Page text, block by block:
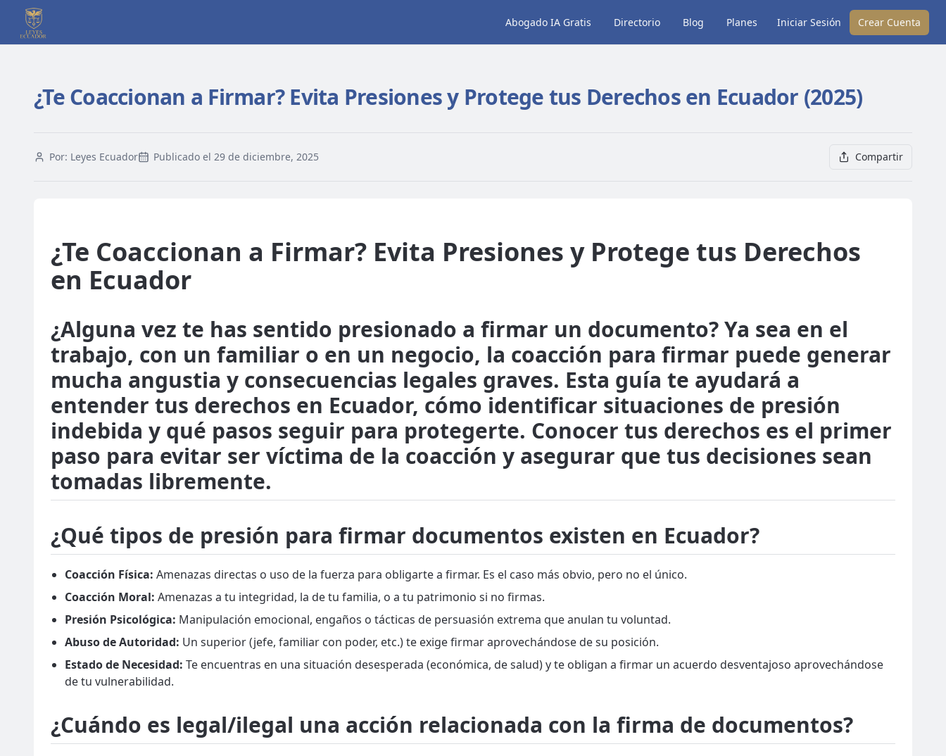
Abogado IA Gratis Directorio Blog Planes Iniciar Sesión Crear Cuenta
¿Te Coaccionan a Firmar? Evita Presiones y Protege tus Derechos en Ecuador (2025)
Por: Leyes Ecuador Publicado el 29 de diciembre, 2025 Compartir
¿Te Coaccionan a Firmar? Evita Presiones y Protege tus Derechos
en Ecuador
¿Alguna vez te has sentido presionado a firmar un documento? Ya sea en el
trabajo, con un familiar o en un negocio, la coacción para firmar puede generar
mucha angustia y consecuencias legales graves. Esta guía te ayudará a
entender tus derechos en Ecuador, cómo identificar situaciones de presión
indebida y qué pasos seguir para protegerte. Conocer tus derechos es el primer
paso para evitar ser víctima de la coacción y asegurar que tus decisiones sean
tomadas libremente.
¿Qué tipos de presión para firmar documentos existen en Ecuador?
Coacción Física: Amenazas directas o uso de la fuerza para obligarte a firmar. Es el caso más obvio, pero no el único.
Coacción Moral: Amenazas a tu integridad, la de tu familia, o a tu patrimonio si no firmas.
Presión Psicológica: Manipulación emocional, engaños o tácticas de persuasión extrema que anulan tu voluntad.
Abuso de Autoridad: Un superior (jefe, familiar con poder, etc.) te exige firmar aprovechándose de su posición.
Estado de Necesidad: Te encuentras en una situación desesperada (económica, de salud) y te obligan a firmar un acuerdo desventajoso aprovechándose
de tu vulnerabilidad.
¿Cuándo es legal/ilegal una acción relacionada con la firma de documentos?